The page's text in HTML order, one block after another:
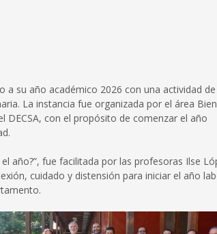
a su año académico 2026 con una actividad de
La instancia fue organizada por el área
DECSA, con el propósito de comenzar el año
año?”, fue facilitada por las profesoras Ilse
cuidado y distensión para iniciar el año